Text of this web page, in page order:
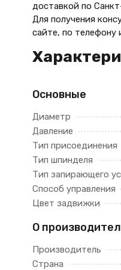
доставкой по
Для получения
сайте, по телефону
Основные
Диаметр
Давление
Тип присоединения
Тип шпинделя
Тип запирающего
Способ управления
Цвет задвижки
О
Производитель
Страна